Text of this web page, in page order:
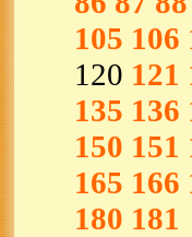
105 106
120 121
135 136
150 151
165 166
180 181